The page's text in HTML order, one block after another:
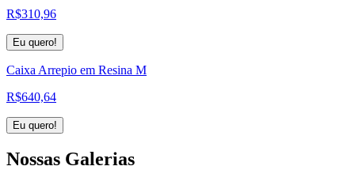
R$310,96
Eu quero!
Caixa Arrepio em Resina M
R$640,64
Eu quero!
Nossas Galerias